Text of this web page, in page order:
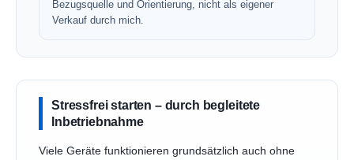
Bezugsquelle und Orientierung, nicht als eigener
Verkauf durch mich.
Stressfrei starten – durch begleitete
Inbetriebnahme
Viele Geräte funktionieren grundsätzlich auch ohne